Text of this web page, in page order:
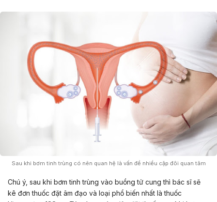
Sau khi bơm tinh trùng có nên quan hệ là vấn đề nhiều cặp đôi quan tâm
Chú ý, sau khi bơm tinh trùng vào buồng tử cung thì bác sĩ sẽ
kê đơn thuốc đặt âm đạo và loại phổ biến nhất là thuốc